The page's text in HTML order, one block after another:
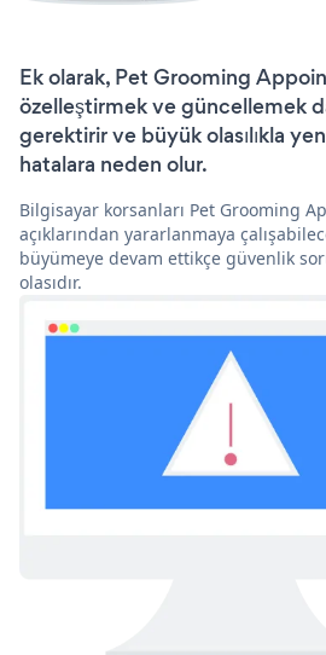
Ek olarak, Pet Grooming
özelleştirmek ve güncellemek
gerektirir ve büyük olasılıkla
hatalara neden olur.
Bilgisayar korsanları Pet Grooming
açıklarından yararlanmaya
büyümeye devam ettikçe güvenlik
olasıdır.